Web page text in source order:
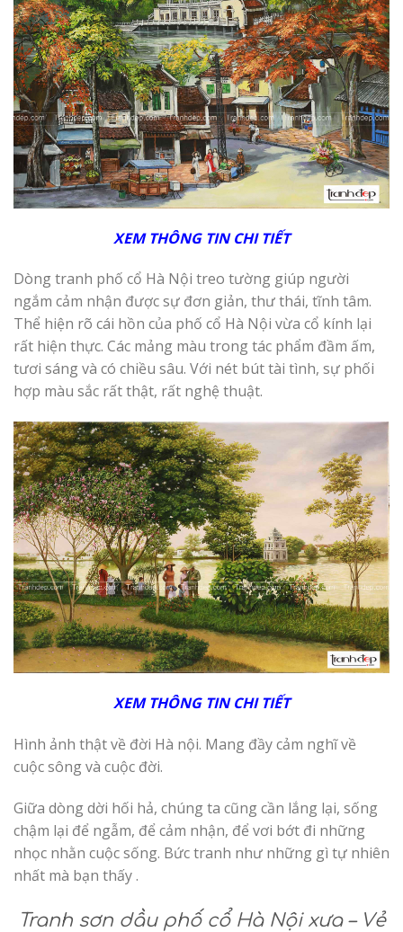
XEM THÔNG TIN CHI TIẾT
Dòng tranh phố cổ Hà Nội treo tường giúp người
ngắm cảm nhận được sự đơn giản, thư thái, tĩnh tâm.
Thể hiện rõ cái hồn của phố cổ Hà Nội vừa cổ kính lại
rất hiện thực. Các mảng màu trong tác phẩm đầm ấm,
tươi sáng và có chiều sâu. Với nét bút tài tình, sự phối
hợp màu sắc rất thật, rất nghệ thuật.
XEM THÔNG TIN CHI TIẾT
Hình ảnh thật về đời Hà nội. Mang đầy cảm nghĩ về
cuộc sông và cuộc đời.
Giữa dòng dời hối hả, chúng ta cũng cần lắng lại, sống
chậm lại để ngẫm, để cảm nhận, để vơi bớt đi những
nhọc nhằn cuộc sống. Bức tranh như những gì tự nhiên
nhất mà bạn thấy .
Tranh sơn dầu phố cổ Hà Nội xưa – Vẻ